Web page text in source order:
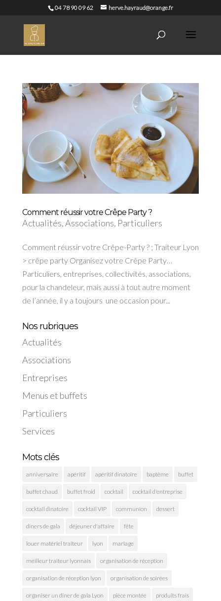
04 78 90 09 62 herve.hayraud@orange.fr
Comment réussir votre Crêpe Party ?
Actualités,Associations, Particuliers
Comment réussir votre Crêpe-Party ? ; Traiteur Lyon
> crêpe party Organisez votre Crêpe Party…
Particuliers, entreprises, collectivités, associations,
pour la chandeleur, mais aussi à tout autre moment
de l’année, il y a toujours une occasion pour...
Nos rubriques
Actualités
Associations
Entreprises
Menus et buffets
Particuliers
Services
Mots clés
anniversaire apéritif apéritif dinatoire baptême buffet
buffet chaud buffet froid cocktail cocktail d'entreprise
cocktail dinatoire cocktail VIP communion dessert
diners de gala déjeuner d'affaire fête
louer matériel traiteur lyon mariage
meilleur traiteur lyonnais organisation de réception
organisation de réception lyon organisation de soirées
organiser un dîner de gala Lyon pièce montée produits frais